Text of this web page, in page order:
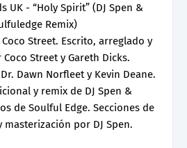
UK - “Holy Spirit” (DJ Spen &
Remix)
Street. Escrito, arreglado y
Street y Gareth Dicks.
Dawn Norfleet y Kevin Deane.
y remix de DJ Spen &
de Soulful Edge. Secciones de
masterización por DJ Spen.